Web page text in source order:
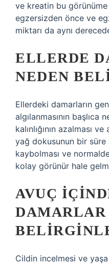
ve kreatin bu görünüme
egzersizden önce ve
miktarı da aynı
ELLERDE
NEDEN
Ellerdeki damarların
algılanmasının
kalınlığının azalması
yağ dokusunun bir süre
kaybolması ve
kolay görünür hale
AVUÇ
DAMARLAR
Cildin incelmesi ve